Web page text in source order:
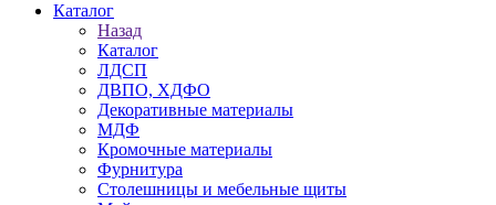
Каталог
Назад
Каталог
ЛДСП
ДВПО, ХДФО
Декоративные материалы
МДФ
Кромочные материалы
Фурнитура
Столешницы и мебельные щиты